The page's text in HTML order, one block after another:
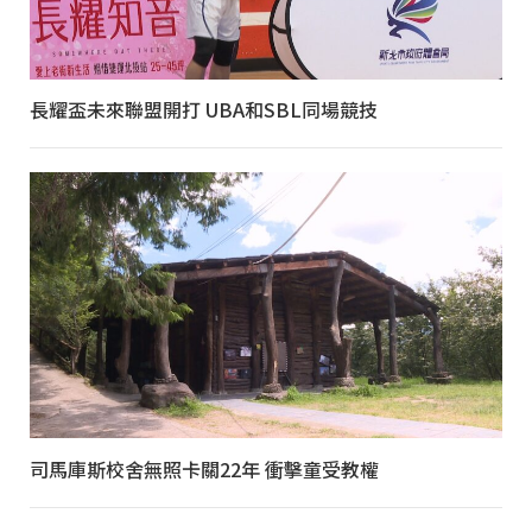
長耀盃未來聯盟開打 UBA和SBL同場競技
司馬庫斯校舍無照卡關22年 衝擊童受教權